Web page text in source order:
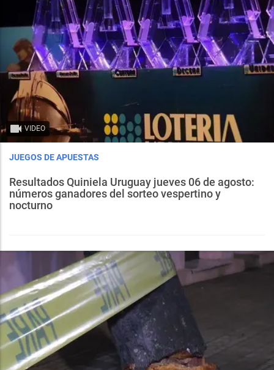
VIDEO
JUEGOS DE APUESTAS
Resultados Quiniela Uruguay jueves 06 de agosto:
números ganadores del sorteo vespertino y
nocturno